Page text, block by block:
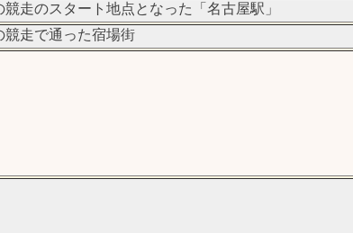
走のスタート地点となった「名古屋駅」
競走で通った宿場街